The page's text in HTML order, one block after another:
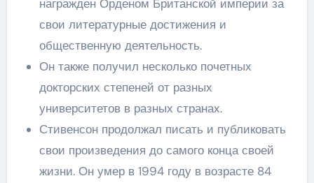
награжден Орденом Британской империи за
свои литературные достижения и
общественную деятельность.
Он также получил несколько почетных
докторских степеней от разных
университетов в разных странах.
Стивенсон продолжал писать и публиковать
свои произведения до самого конца своей
жизни. Он умер в 1994 году в возрасте 84